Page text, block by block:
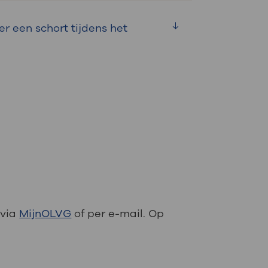
een schort tijdens het
röntgenfoto.
MijnOLVG of per e-mail. Op